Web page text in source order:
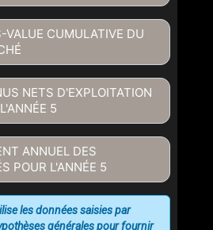
VALUE CUMULATIVE DU
NETS D'EXPLOITATION
5
ANNUEL DES
POUR L'ANNÉE 5
les données saisies par
générales pour fournir